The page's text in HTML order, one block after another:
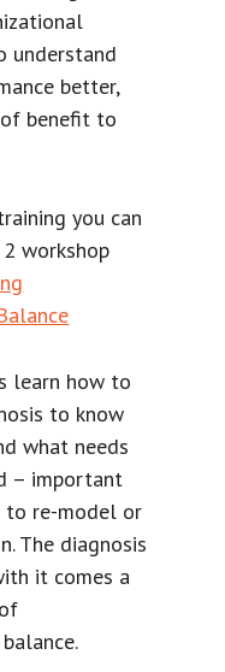
understand
better,
benefit to
you can
workshop
learn how to
to know
what needs
– important
to re-model or
The diagnosis
it comes a